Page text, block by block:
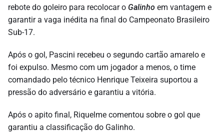
rebote do goleiro para recolocar o Galinho em vantagem e
garantir a vaga inédita na final do Campeonato Brasileiro
Sub-17.
Após o gol, Pascini recebeu o segundo cartão amarelo e
foi expulso. Mesmo com um jogador a menos, o time
comandado pelo técnico Henrique Teixeira suportou a
pressão do adversário e garantiu a vitória.
Após o apito final, Riquelme comentou sobre o gol que
garantiu a classificação do Galinho.